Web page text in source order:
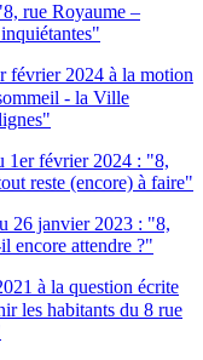
rue Royaume –
février 2024 à la motion
- la Ville
1er février 2024 : "8,
reste (encore) à faire"
26 janvier 2023 : "8,
encore attendre ?"
à la question écrite
les habitants du 8 rue